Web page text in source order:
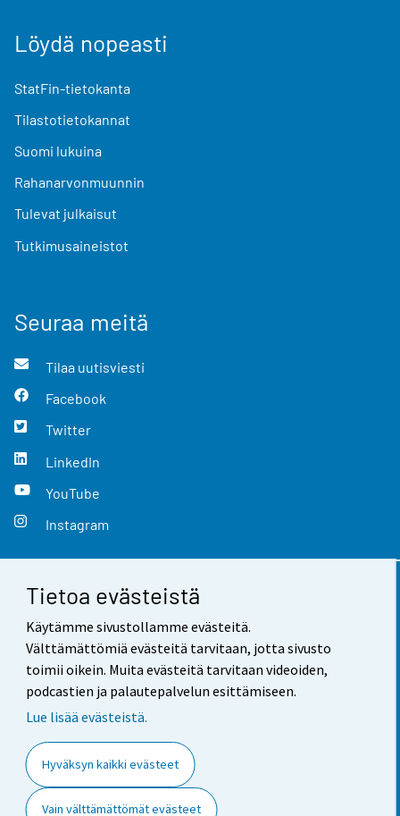
Tietoa evästeistä
Käytämme sivustollamme evästeitä.
Välttämättömiä evästeitä tarvitaan, jotta sivusto
toimii oikein. Muita evästeitä tarvitaan videoiden,
podcastien ja palautepalvelun esittämiseen.
Lue lisää evästeistä.
Hyväksyn kaikki evästeet
Vain välttämättömät evästeet
Löydä nopeasti
StatFin-tietokanta
Tilastotietokannat
Suomi lukuina
Rahanarvonmuunnin
Tulevat julkaisut
Tutkimusaineistot
Seuraa meitä
Tilaa uutisviesti
Facebook
Twitter
LinkedIn
YouTube
Instagram
Yhteystiedot
Palaute
Käyttöehdot
Saavutettavuus
Tietoa sivustosta